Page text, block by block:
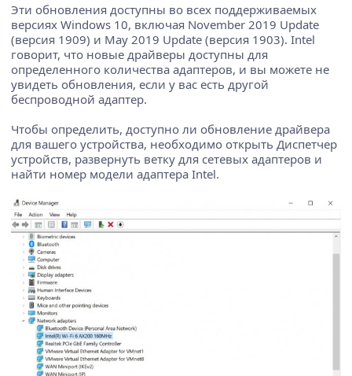
Эти обновления доступны во всех поддерживаемых
версиях Windows 10, включая November 2019 Update
(версия 1909) и May 2019 Update (версия 1903). Intel
говорит, что новые драйверы доступны для
определенного количества адаптеров, и вы можете не
увидеть обновления, если у вас есть другой
беспроводной адаптер.
Чтобы определить, доступно ли обновление драйвера
для вашего устройства, необходимо открыть Диспетчер
устройств, развернуть ветку для сетевых адаптеров и
найти номер модели адаптера Intel.